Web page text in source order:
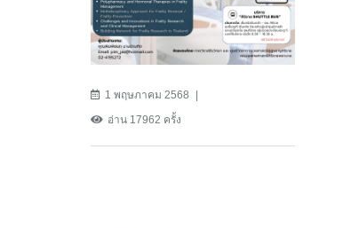
1 พฤษภาคม 2568
อ่าน 17962 ครั้ง